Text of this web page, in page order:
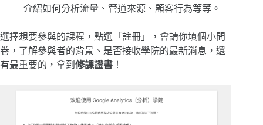
介紹如何分析流量、管道來源、顧客行為等等。
選擇想要參與的課程，點選「註冊」，會請你填個小問
卷，了解參與者的背景、是否接收學院的最新消息，還
有最重要的，拿到 修課證書 ！